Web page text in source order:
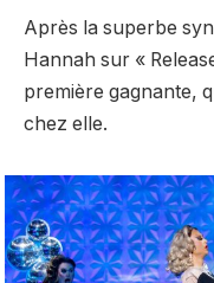
Après la superbe
Hannah sur «
première gagnante,
chez elle.